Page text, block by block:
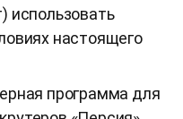
использовать
настоящего
программа для